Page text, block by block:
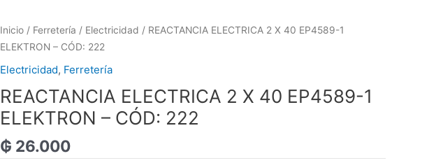
Inicio / Ferretería / Electricidad / REACTANCIA ELECTRICA 2 X 40 EP4589-1
ELEKTRON – CÓD: 222
Electricidad, Ferretería
REACTANCIA ELECTRICA 2 X 40 EP4589-1
ELEKTRON – CÓD: 222
₲ 26.000